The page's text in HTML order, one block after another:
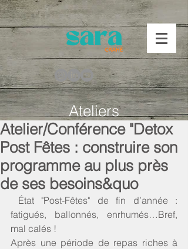
Ateliers
Atelier/Conférence "Detox
Post Fêtes : construire son
programme au plus près
de ses besoins&quo
fatigués, ballonnés, enrhumés…Bref,
mal calés !
Après une période de repas riches à